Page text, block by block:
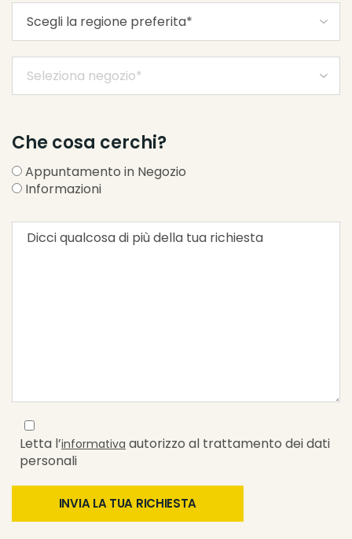
Che cosa cerchi?
Appuntamento in Negozio
Informazioni
Letta l’informativa autorizzo al trattamento dei dati
personali